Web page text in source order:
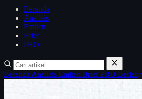
Beranda
Analisis
Emiten
Brief
PRO
Beranda Analisis Emiten BriefPRO